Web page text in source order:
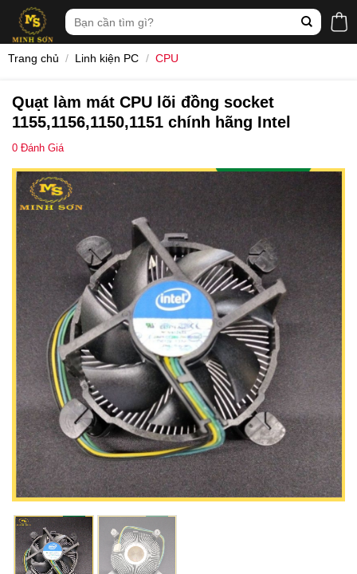
content
Tìm
kiếm:
Trang chủ / Linh kiện PC / CPU
Quạt làm mát CPU lõi đồng socket
1155,1156,1150,1151 chính hãng Intel
0 Đánh Giá